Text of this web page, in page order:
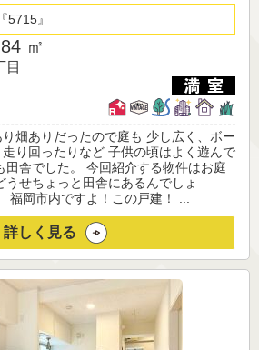
5715
㎡
目
畑ありだったので庭も 少し広く、ボー
り回ったりなど 子供の頃はよく遊んで
田舎でした。 今回紹介する物件はお庭
せちょっと田舎にあるんでしょ
福岡市内ですよ！この戸建！ ...
詳しく見る